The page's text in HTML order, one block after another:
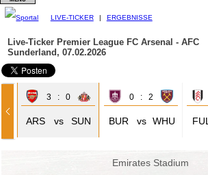
LIVE-TICKER | ERGEBNISSE
Live-Ticker Premier League FC Arsenal - AFC
Sunderland, 07.02.2026
3 : 0
ARS vs SUN
0 : 2
BUR vs WHU FUL
Emirates Stadium